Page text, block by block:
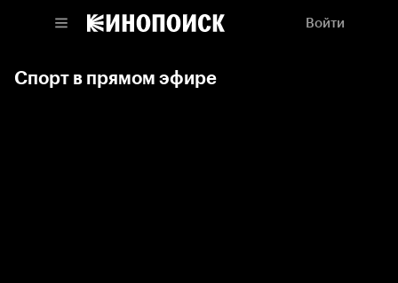
Войти
Спорт в прямом эфире